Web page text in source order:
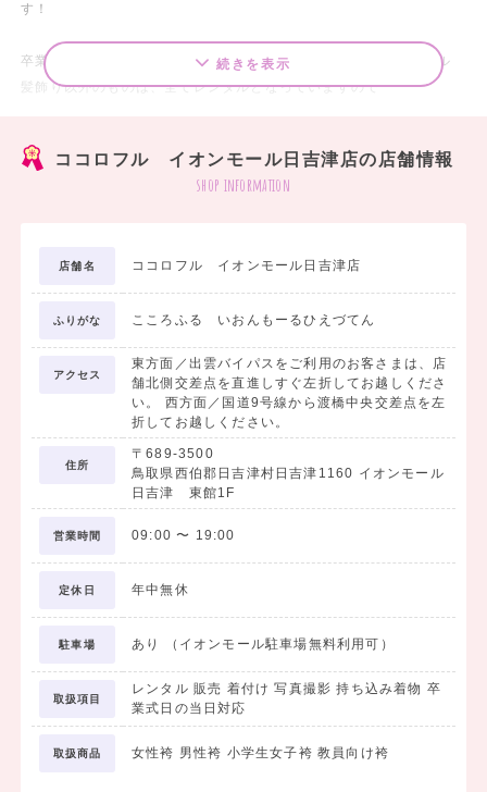
す！
卒業式・謝恩会のための2尺袖-袴用着物、袴のフルセットレンタル
髪飾り以外のものは、全てレンタルとなっていますので
す。
学生最後の思い出作りをぜひお手伝いさせてください。
続きを表示
ココロフル イオンモール日吉津店の店舗情報
shop information
店舗名 ココロフル イオンモール日吉津店
ふりがな こころふる いおんもーるひえづてん
アクセス
東方面／出雲バイパスをご利用のお客さまは、店
舗北側交差点を直進しすぐ左折してお越しくださ
い。 西方面／国道9号線から渡橋中央交差点を左
折してお越しください。
住所
〒689-3500
鳥取県西伯郡日吉津村日吉津1160 イオンモール
日吉津 東館1F
営業時間 09:00 〜 19:00
定休日 年中無休
駐車場 あり （イオンモール駐車場無料利用可）
取扱項目
レンタル 販売 着付け 写真撮影 持ち込み着物 卒
業式日の当日対応
取扱商品 女性袴 男性袴 小学生女子袴 教員向け袴